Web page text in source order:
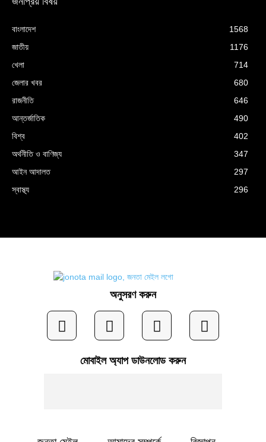
বাংলাদেশ
1568
জাতীয়
1176
খেলা
714
জেলার খবর
680
রাজনীতি
646
আন্তর্জাতিক
490
বিশ্ব
402
অর্থনীতি ও বাণিজ্য
347
আইন আদালত
297
স্বাস্থ্য
296
অনুসরণ করুন
মোবাইল অ্যাপ ডাউনলোড করুন